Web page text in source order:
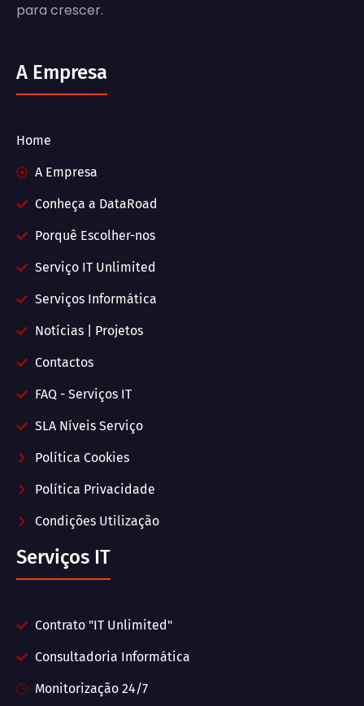
para crescer.
A Empresa
Home
A Empresa
Conheça a DataRoad
Porquê Escolher-nos
Serviço IT Unlimited
Serviços Informática
Notícias | Projetos
Contactos
FAQ - Serviços IT
SLA Níveis Serviço
Política Cookies
Política Privacidade
Condições Utilização
Serviços IT
Contrato "IT Unlimited"
Consultadoria Informática
Monitorização 24/7